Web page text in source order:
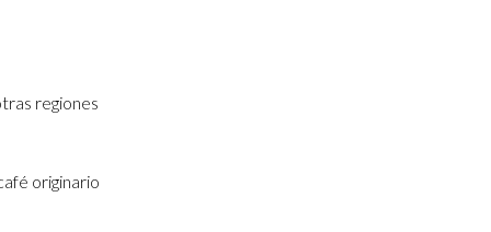
regiones
originario